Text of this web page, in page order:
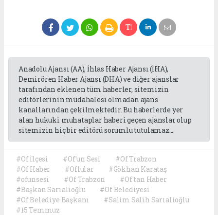
Anadolu Ajansı (AA), İhlas Haber Ajansı (İHA),
Demirören Haber Ajansı (DHA) ve diğer ajanslar
tarafından eklenen tüm haberler, sitemizin
editörlerinin müdahalesi olmadan ajans
kanallarından çekilmektedir. Bu haberlerde yer
alan hukuki muhataplar haberi geçen ajanslar olup
sitemizin hiç bir editörü sorumlu tutulamaz...
#Of İlçesi #Of'un Sesi
#Of Trabzon
#Of Haber
#Oflular
#Gökhan Karataş
#ofunsesi
#Of Trabzon
#Of'tan Haber
#Başkan Sarıalioğlu
#Of Belediyesi
#Of Belediye Başkanı
#Salim Salih Sarıalioğlu
#15 Temmuz